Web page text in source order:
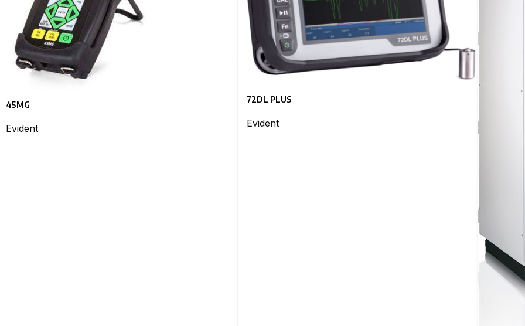
45MG
Evident
72DL PLUS
Evident